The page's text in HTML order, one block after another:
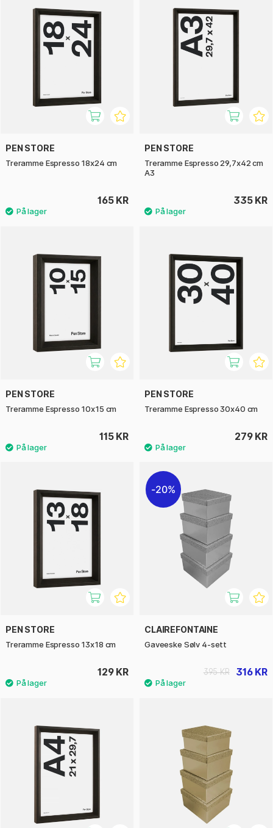
PEN STORE
Treramme Espresso 18x24 cm
165 KR
PEN STORE
Treramme Espresso 29,7x42 cm
A3
335 KR
PEN STORE
Treramme Espresso 10x15 cm
115 KR
PEN STORE
Treramme Espresso 30x40 cm
279 KR
PEN STORE
Treramme Espresso 13x18 cm
129 KR
20%
CLAIREFONTAINE
Gaveeske Sølv 4-sett
316 KR
395 KR